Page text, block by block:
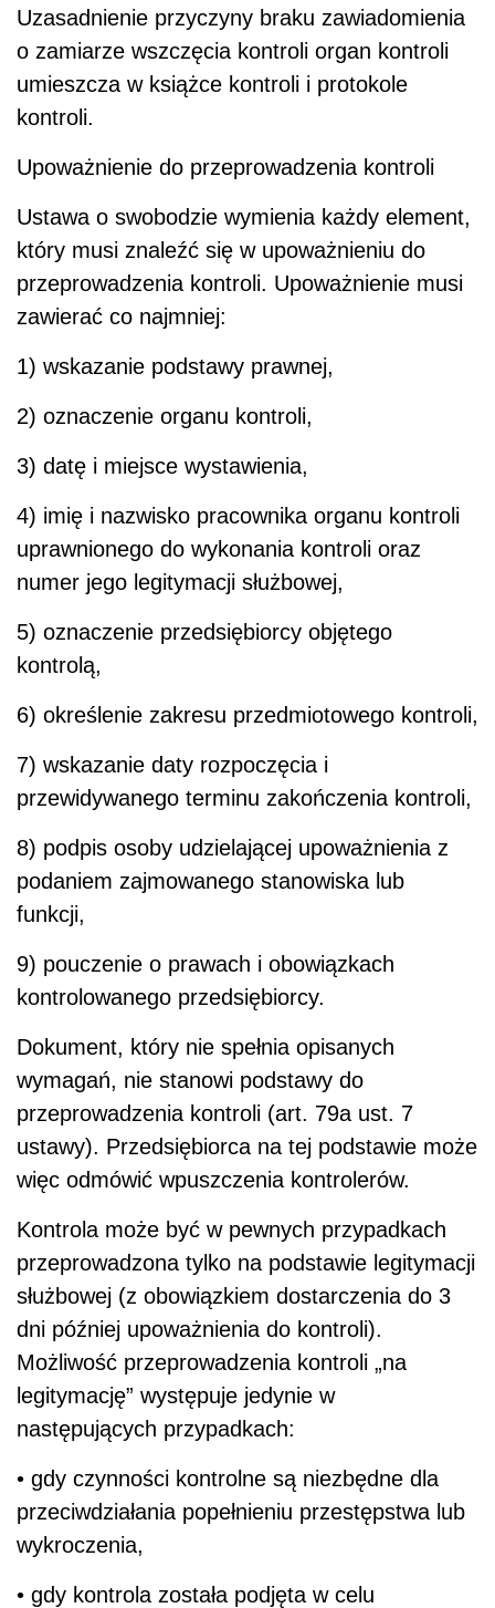
Uzasadnienie przyczyny braku zawiadomienia
o zamiarze wszczęcia kontroli organ kontroli
umieszcza w książce kontroli i protokole
kontroli.
Upoważnienie do przeprowadzenia kontroli
Ustawa o swobodzie wymienia każdy element,
który musi znaleźć się w upoważnieniu do
przeprowadzenia kontroli. Upoważnienie musi
zawierać co najmniej:
1) wskazanie podstawy prawnej,
2) oznaczenie organu kontroli,
3) datę i miejsce wystawienia,
4) imię i nazwisko pracownika organu kontroli
uprawnionego do wykonania kontroli oraz
numer jego legitymacji służbowej,
5) oznaczenie przedsiębiorcy objętego
kontrolą,
6) określenie zakresu przedmiotowego kontroli,
7) wskazanie daty rozpoczęcia i
przewidywanego terminu zakończenia kontroli,
8) podpis osoby udzielającej upoważnienia z
podaniem zajmowanego stanowiska lub
funkcji,
9) pouczenie o prawach i obowiązkach
kontrolowanego przedsiębiorcy.
Dokument, który nie spełnia opisanych
wymagań, nie stanowi podstawy do
przeprowadzenia kontroli (art. 79a ust. 7
ustawy). Przedsiębiorca na tej podstawie może
więc odmówić wpuszczenia kontrolerów.
Kontrola może być w pewnych przypadkach
przeprowadzona tylko na podstawie legitymacji
służbowej (z obowiązkiem dostarczenia do 3
dni później upoważnienia do kontroli).
Możliwość przeprowadzenia kontroli „na
legitymację” występuje jedynie w
następujących przypadkach:
• gdy czynności kontrolne są niezbędne dla
przeciwdziałania popełnieniu przestępstwa lub
wykroczenia,
• gdy kontrola została podjęta w celu